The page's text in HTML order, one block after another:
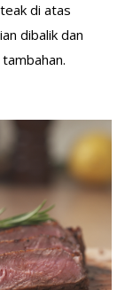
di atas
dibalik dan